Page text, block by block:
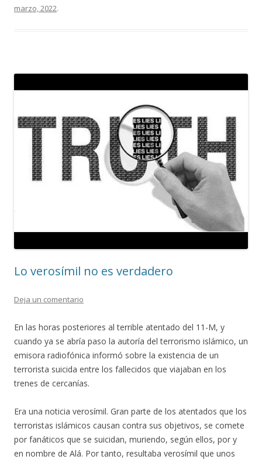
marzo, 2022.
Lo verosímil no es verdadero
Deja un comentario
En las horas posteriores al terrible atentado del 11-M, y
cuando ya se abría paso la autoría del terrorismo islámico, un
emisora radiofónica informó sobre la existencia de un
terrorista suicida entre los fallecidos que viajaban en los
trenes de cercanías.
Era una noticia verosímil. Gran parte de los atentados que los
terroristas islámicos causan contra sus objetivos, se comete
por fanáticos que se suicidan, muriendo, según ellos, por y
en nombre de Alá. Por tanto, resultaba verosímil que unos